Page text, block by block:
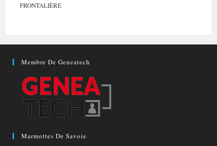
FRONTALIÈRE
Membre De Geneatech
Marmottes De Savoie